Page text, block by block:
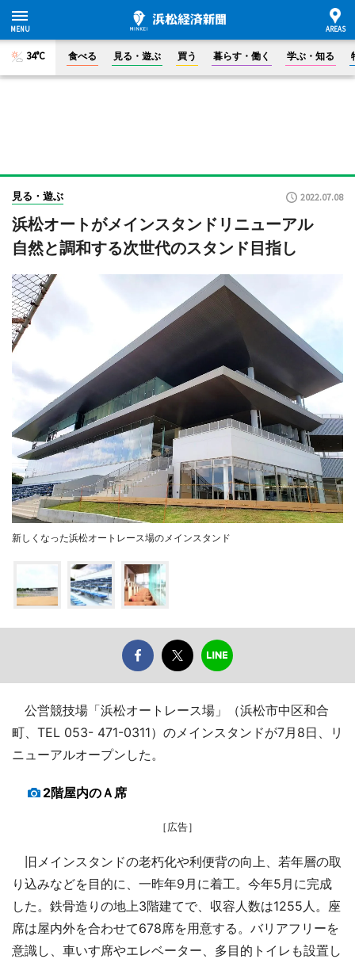
34°C 食べる 見る・遊ぶ 買う 暮らす・働く 学ぶ・知る
見る・遊ぶ 2022.07.08
浜松オートがメインスタンドリニューアル
自然と調和する次世代のスタンド目指し
新しくなった浜松オートレース場のメインスタンド
公営競技場「浜松オートレース場」（浜松市中区和合
町、TEL 053- 471-0311）のメインスタンドが7月8日、リ
ニューアルオープンした。
2階屋内のＡ席
［広告］
旧メインスタンドの老朽化や利便背の向上、若年層の取
り込みなどを目的に、一昨年9月に着工。今年5月に完成
した。鉄骨造りの地上3階建てで、収容人数は1255人。座
席は屋内外を合わせて678席を用意する。バリアフリーを
意識し、車いす席やエレベーター、多目的トイレも設置し